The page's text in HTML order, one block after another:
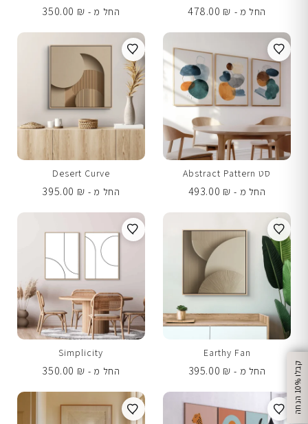
ק
ב
ל
ו
1
0
%
ה
נ
ח
ה
החל מ -
478.00 ₪
החל מ -
350.00 ₪
סט Abstract Pattern
החל מ -
493.00 ₪
Desert Curve
החל מ -
395.00 ₪
Earthy Fan
החל מ -
395.00 ₪
Simplicity
החל מ -
350.00 ₪